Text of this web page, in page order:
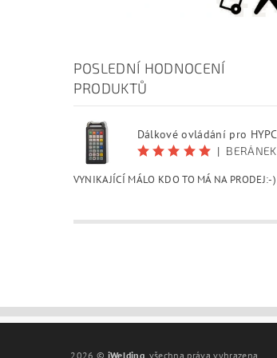
POSLEDNÍ HODNOCENÍ
PRODUKTŮ
| BERÁNEK
VYNIKAJÍCÍ MÁLO KDO TO MÁ NA PRODEJ:-)
2026 © iWelding , všechna práva vyhrazena